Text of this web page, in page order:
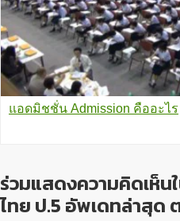
แอดมิชชั่น Admission คืออะไร
ร่วมแสดงความคิดเห็น
ไทย ป.5 อัพเดทล่าสุด